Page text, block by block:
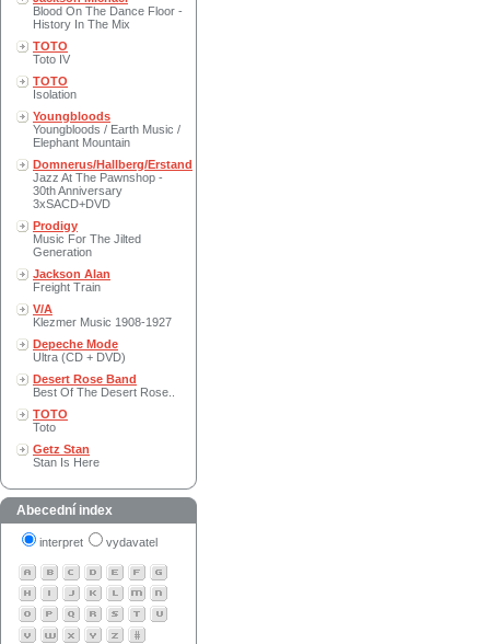
Blood On The Dance Floor -
History In The Mix
TOTO
Toto IV
TOTO
Isolation
Youngbloods
Youngbloods / Earth Music /
Elephant Mountain
Domnerus/Hallberg/Erstand
Jazz At The Pawnshop -
30th Anniversary
3xSACD+DVD
Prodigy
Music For The Jilted
Generation
Jackson Alan
Freight Train
V/A
Klezmer Music 1908-1927
Depeche Mode
Ultra (CD + DVD)
Desert Rose Band
Best Of The Desert Rose..
TOTO
Toto
Getz Stan
Stan Is Here
Abecední index
interpret vydavatel